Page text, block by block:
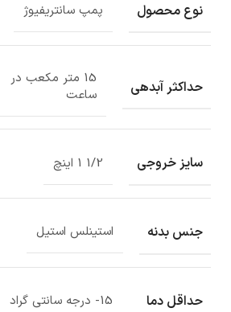
نوع محصول پمپ سانتریفیوژ
حداکثر آبدهی
15 متر مکعب در
ساعت
سایز خروجی 1/2 1 اینچ
جنس بدنه استینلس استیل
حداقل دما 15- درجه سانتی گراد